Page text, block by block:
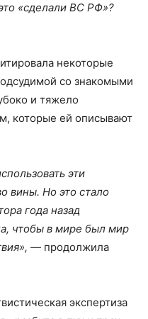
«сделали ВС РФ»?
некоторые
со знакомыми
и тяжело
которые ей описывают
эти
вины. Но это стало
года назад
чтобы в мире был мир
— продолжила
экспертиза